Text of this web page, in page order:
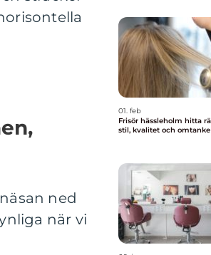
ned
när vi
01. feb
Frisör hässleholm hitta rätt salong för
stil, kvalitet och omtanke